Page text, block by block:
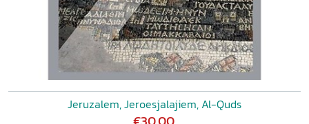
Jeruzalem, Jeroesjalajiem, Al-Quds